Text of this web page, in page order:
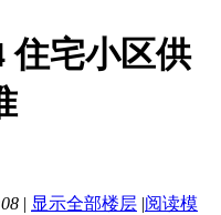
住宅小区供
| 显示全部楼层 |阅读模